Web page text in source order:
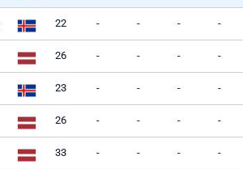
22 - - - -
26 - - - -
23 - - - -
26 - - - -
33 - - - -